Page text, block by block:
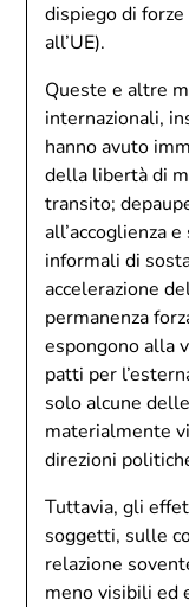
dispiego di
all’UE).
Queste e altre
internazionali,
hanno avuto
della libertà di
transito;
all’accoglienza
informali di
accelerazione
permanenza
espongono alla
patti per
solo alcune
materialmente
direzioni
Tuttavia, gli
soggetti, sulle
relazione
meno visibili ed